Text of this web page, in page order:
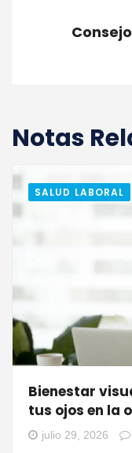
Notas
SALUD LABORAL
Bienestar
tus ojos en la
julio 29, 2026